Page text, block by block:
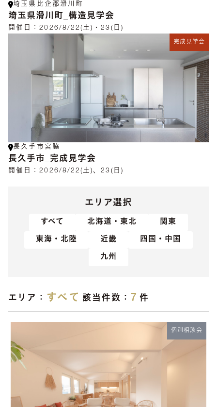
埼玉県比企郡滑川町
埼玉県滑川町_構造見学会
開催日：2026/8/22(土)・23(日)
完成見学会
長久手市宮脇
長久手市_完成見学会
開催日：2026/8/22(土)、23(日)
エリア選択
すべて 北海道・東北 関東
東海・北陸 近畿 四国・中国
九州
エリア： すべて 該当件数： 7 件
個別相談会